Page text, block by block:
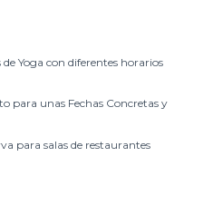
Yoga con diferentes horarios
para unas Fechas Concretas y
para salas de restaurantes